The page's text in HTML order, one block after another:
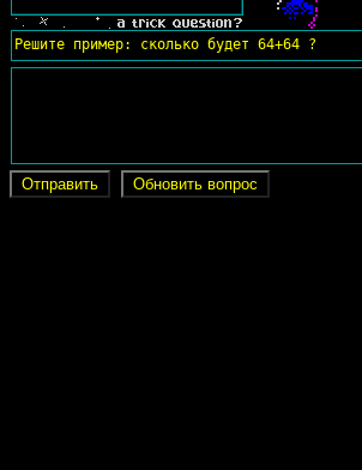
Решите пример: сколько будет 64+64 ?
Обновить вопрос
Отправить